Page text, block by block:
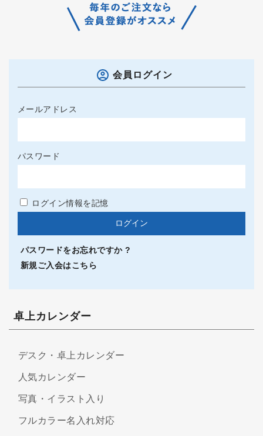
会員ログイン
メールアドレス
パスワード
ログイン情報を記憶
パスワードをお忘れですか ?
新規ご入会はこちら
卓上カレンダー
デスク・卓上カレンダー
人気カレンダー
写真・イラスト入り
フルカラー名入れ対応